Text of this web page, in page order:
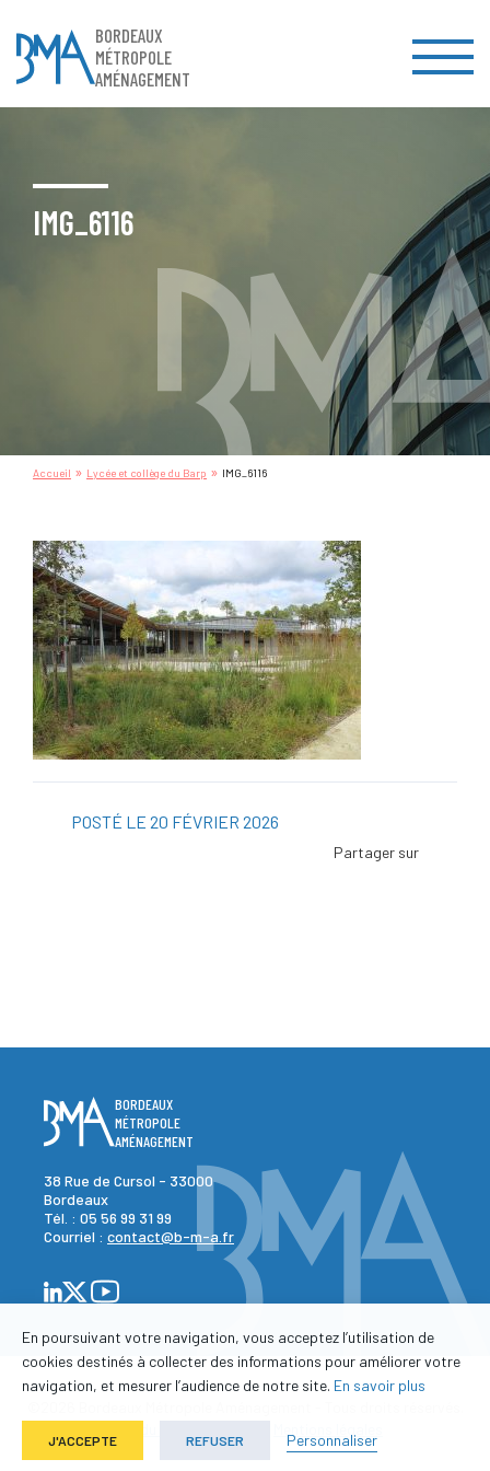
BORDEAUX
MÉTROPOLE
AMÉNAGEMENT
IMG_6116
Accueil » Lycée et collège du Barp » IMG_6116
POSTÉ LE 20 FÉVRIER 2026
Twitter
Viadeo
ScoopIt
BORDEAUX
MÉTROPOLE
AMÉNAGEMENT
38 Rue de Cursol - 33000
Bordeaux
Tél. : 05 56 99 31 99
Courriel : contact@b-m-a.fr
- -
En poursuivant votre navigation, vous acceptez l’utilisation de
cookies destinés à collecter des informations pour améliorer votre
navigation, et mesurer l’audience de notre site. En savoir plus
J'ACCEPTE REFUSER Personnaliser